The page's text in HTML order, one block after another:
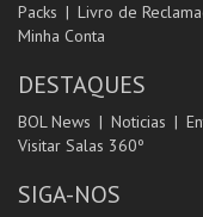
Packs
Livro de
Minha Conta
DESTAQUES
BOL News Noticias
Visitar Salas 360º
SIGA-NOS